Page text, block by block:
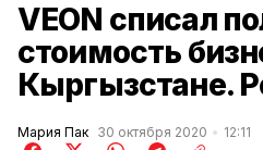
VEON списал
стоимость
Кыргызстане.
Мария Пак 30 октября 2020 12:11